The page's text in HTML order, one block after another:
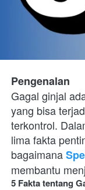
Pengenalan
Gagal ginjal
yang bisa
terkontrol.
lima fakta
bagaimana
membantu
5 Fakta tentang